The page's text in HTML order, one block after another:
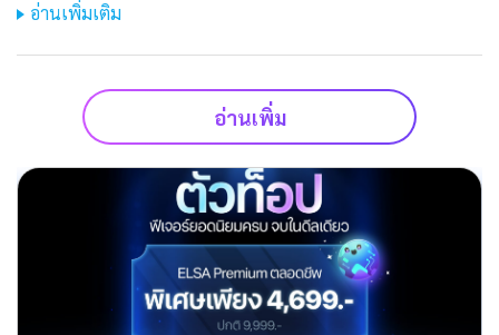
อ่านเพิ่มเติม
อ่านเพิ่ม